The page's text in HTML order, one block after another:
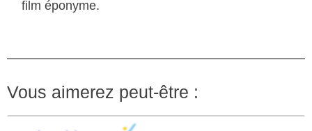
film éponyme.
Vous aimerez peut-être :